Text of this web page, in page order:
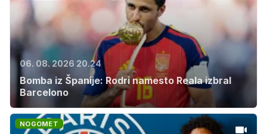
06. 08. 2026 20.24
Bomba iz Španije: Rodri namesto Reala izbral
Barcelono
NOGOMET